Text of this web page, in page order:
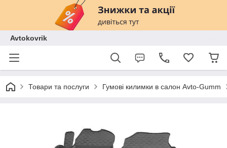
Avtokovrik
Товари та послуги Гумові килимки в салон Avto-Gumm